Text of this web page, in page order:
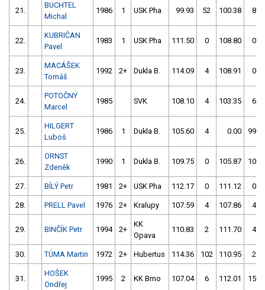
21.
BUCHTEL
Michal
1986 1 USK Pha 99.93 52 100.38 8
22.
KUBRIČAN
Pavel
1983 1 USK Pha 111.50 0 108.80 0
23.
MACÁŠEK
Tomáš
1992 2+ Dukla B. 114.09 4 108.91 0
24.
POTOČNÝ
Marcel
1985 SVK 108.10 4 103.35 6
25.
HILGERT
Luboš
1986 1 Dukla B. 105.60 4 0.00 999
26.
ORNST
Zdeněk
1990 1 Dukla B. 109.75 0 105.87 100
27. BÍLÝ Petr 1981 2+ USK Pha 112.17 0 111.12 0
28. PRELL Pavel 1976 2+ Kralupy 107.59 4 107.86 4
29. BINČÍK Petr 1994 2+
KK
Opava
110.83 2 111.70 4
30. TÚMA Martin 1972 2+ Hubertus 114.36 102 110.95 2
31.
HOŠEK
Ondřej
1995 2 KK Brno 107.04 6 112.01 152